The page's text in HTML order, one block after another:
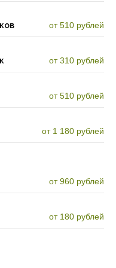
от 510 рублей
от 310 рублей
от 510 рублей
от 1 180 рублей
от 960 рублей
от 180 рублей